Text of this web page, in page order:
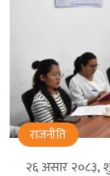
राजनीति
२६ असार २०८३,